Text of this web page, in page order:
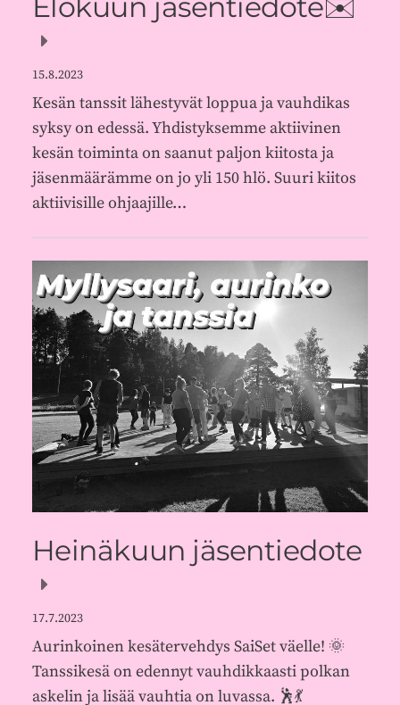
15.8.2023
Kesän tanssit lähestyvät loppua ja vauhdikas
syksy on edessä. Yhdistyksemme aktiivinen
kesän toiminta on saanut paljon kiitosta ja
jäsenmäärämme on jo yli 150 hlö. Suuri kiitos
aktiivisille ohjaajille…
Heinäkuun jäsentiedote
17.7.2023
Aurinkoinen kesätervehdys SaiSet väelle! 🌞
Tanssikesä on edennyt vauhdikkaasti polkan
askelin ja lisää vauhtia on luvassa. 🕺💃